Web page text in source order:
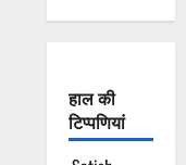
हाल की
टिप्पणियां